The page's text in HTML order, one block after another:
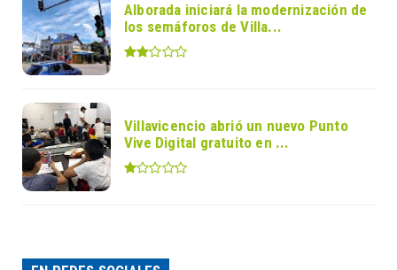
Alborada iniciará la modernización de
los semáforos de Villa...
Villavicencio abrió un nuevo Punto
Vive Digital gratuito en ...